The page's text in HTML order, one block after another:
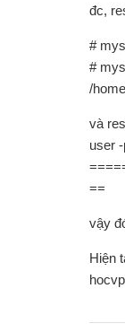
đc,
#
#
/
và
user
==
vậy
Hiện